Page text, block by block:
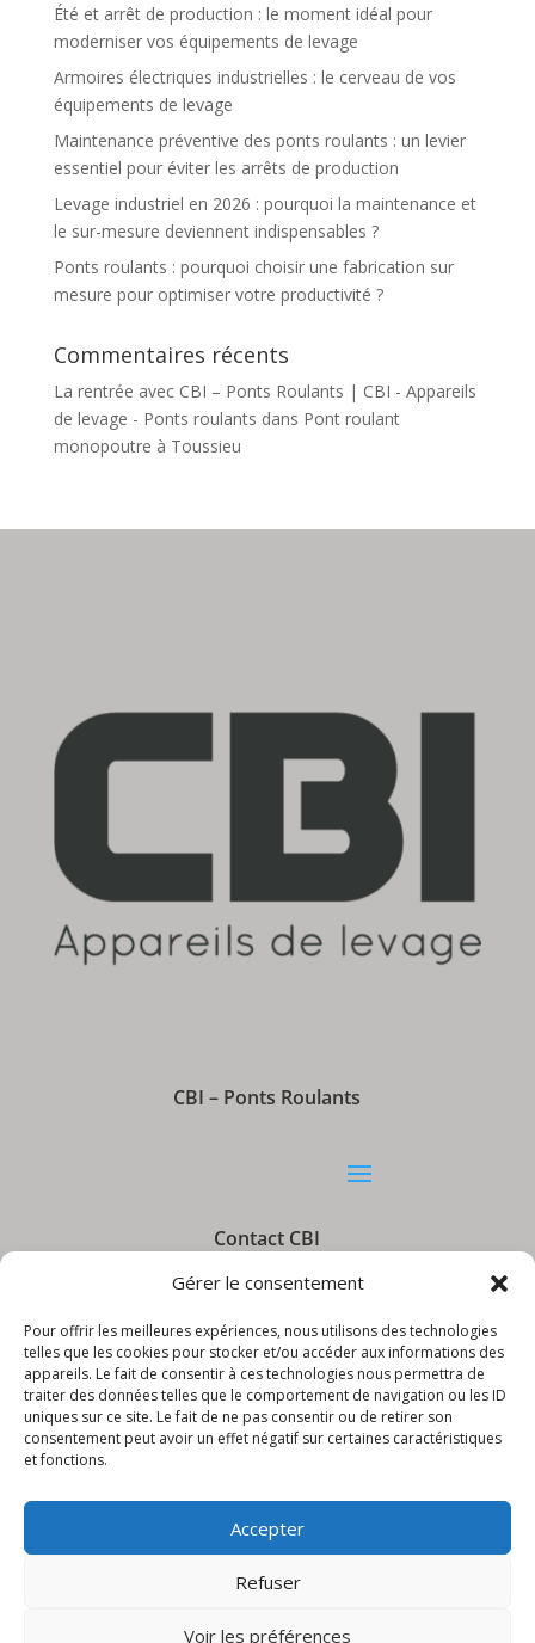
Gérer le consentement
Pour offrir les meilleures expériences, nous utilisons des technologies
telles que les cookies pour stocker et/ou accéder aux informations des
appareils. Le fait de consentir à ces technologies nous permettra de
traiter des données telles que le comportement de navigation ou les ID
uniques sur ce site. Le fait de ne pas consentir ou de retirer son
consentement peut avoir un effet négatif sur certaines caractéristiques
et fonctions.
Accepter
Refuser
Voir les préférences
Été et arrêt de production : le moment idéal pour
moderniser vos équipements de levage
Armoires électriques industrielles : le cerveau de vos
équipements de levage
Maintenance préventive des ponts roulants : un levier
essentiel pour éviter les arrêts de production
Levage industriel en 2026 : pourquoi la maintenance et
le sur-mesure deviennent indispensables ?
Ponts roulants : pourquoi choisir une fabrication sur
mesure pour optimiser votre productivité ?
Commentaires récents
La rentrée avec CBI – Ponts Roulants | CBI - Appareils
de levage - Ponts roulants dans Pont roulant
monopoutre à Toussieu
CBI – Ponts Roulants
Contact CBI
Informations CBI
© CBI – Appareils de levage | site réalisé